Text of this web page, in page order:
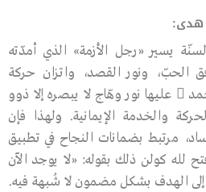
هدى:
يسير «رجل الأزمة» الذي أمدّته
الحبّ، ونور القصد، واتزان حركة
 عليها نور وهّاج لا يبصره إلا ذوو
والخدمة الإيمانية. ولهذا فإن
مرتبط بضمانات النجاح في تطبيق
ﷲ كولن ذلك بقوله: «لا يوجد الآن
الهدف بشكل مضمون لا شُبهة فيه.